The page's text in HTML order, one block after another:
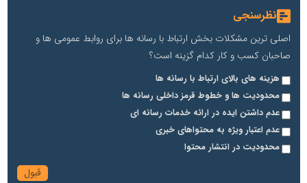
نظرسنجی
اصلی ترین مشکلات بخش ارتباط با رسانه ها برای روابط عمومی ها و
صاحبان کسب و کار کدام گزینه است؟
هزینه های بالای ارتباط با رسانه ها
محدودیت ها و خطوط قرمز داخلی رسانه ها
عدم داشتن ایده در ارائه خدمات رسانه ای
عدم اعتبار ویژه به محتواهای خبری
محدودیت در انتشار محتوا